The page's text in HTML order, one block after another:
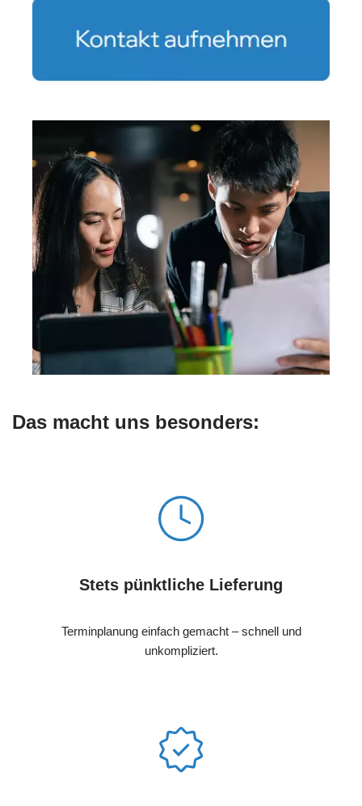
Das macht uns besonders:
Stets pünktliche Lieferung
Terminplanung einfach gemacht – schnell und
unkompliziert.